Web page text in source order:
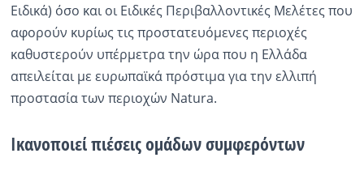
Ειδικά) όσο και οι Ειδικές Περιβαλλοντικές Μελέτες που
αφορούν κυρίως τις προστατευόμενες περιοχές
καθυστερούν υπέρμετρα την ώρα που η Ελλάδα
απειλείται με ευρωπαϊκά πρόστιμα για την ελλιπή
προστασία των περιοχών Natura.
Ικανοποιεί πιέσεις ομάδων συμφερόντων